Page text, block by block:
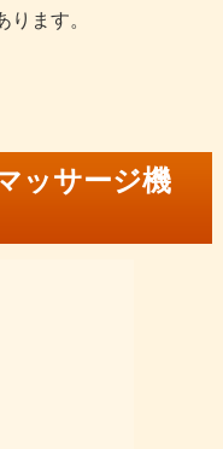
ます。
ッサージ機